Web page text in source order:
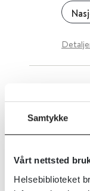
Samtykke
Vårt nettsted
Helsebiblioteket